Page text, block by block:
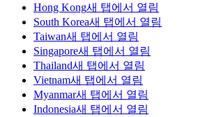
Hong Kong새 탭에서 열림
South Korea새 탭에서 열림
Taiwan새 탭에서 열림
Singapore새 탭에서 열림
Thailand새 탭에서 열림
Vietnam새 탭에서 열림
Myanmar새 탭에서 열림
Indonesia새 탭에서 열림